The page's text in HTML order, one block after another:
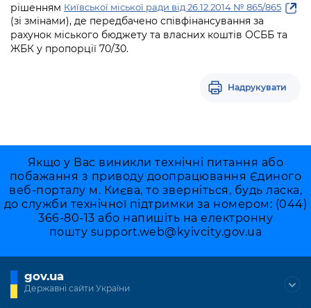
рішенням Київської міської ради від 26.12.2014 № 865/865
(зі змінами), де передбачено співфінансування за
рахунок міського бюджету та власних коштів ОСББ та
ЖБК у пропорції 70/30.
Надрукувати
Якщо у Вас виникли технічні питання або
побажання з приводу доопрацювання Єдиного
веб-порталу м. Києва, то зверніться, будь ласка,
до служби технічної підтримки за номером: (044)
366-80-13 або напишіть на електронну
пошту support.web@kyivcity.gov.ua
gov.ua
Державні сайти України